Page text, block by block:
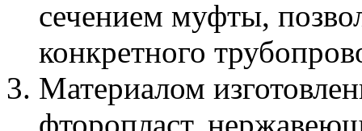
сечением муфты,
конкретного
Материалом
фторопласт,